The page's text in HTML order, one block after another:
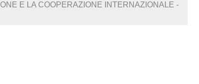
E LA COOPERAZIONE INTERNAZIONALE -